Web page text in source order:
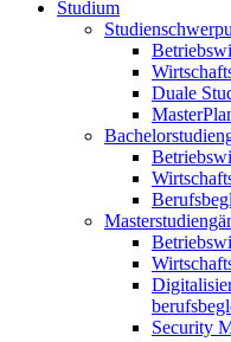
Studium
Duale
Security